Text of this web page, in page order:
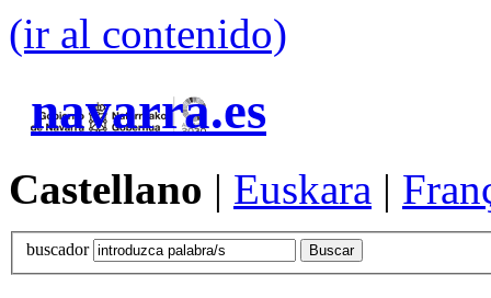
(ir al contenido)
navarra.es
Castellano | Euskara |
buscador